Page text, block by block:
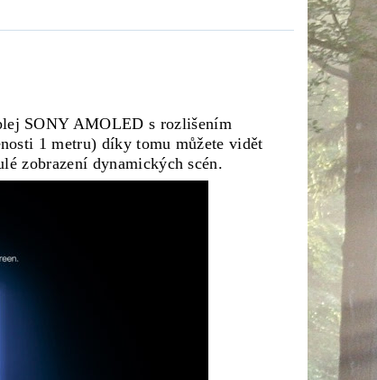
SONY AMOLED s rozlišením
1 metru) díky tomu můžete vidět
zobrazení dynamických scén.